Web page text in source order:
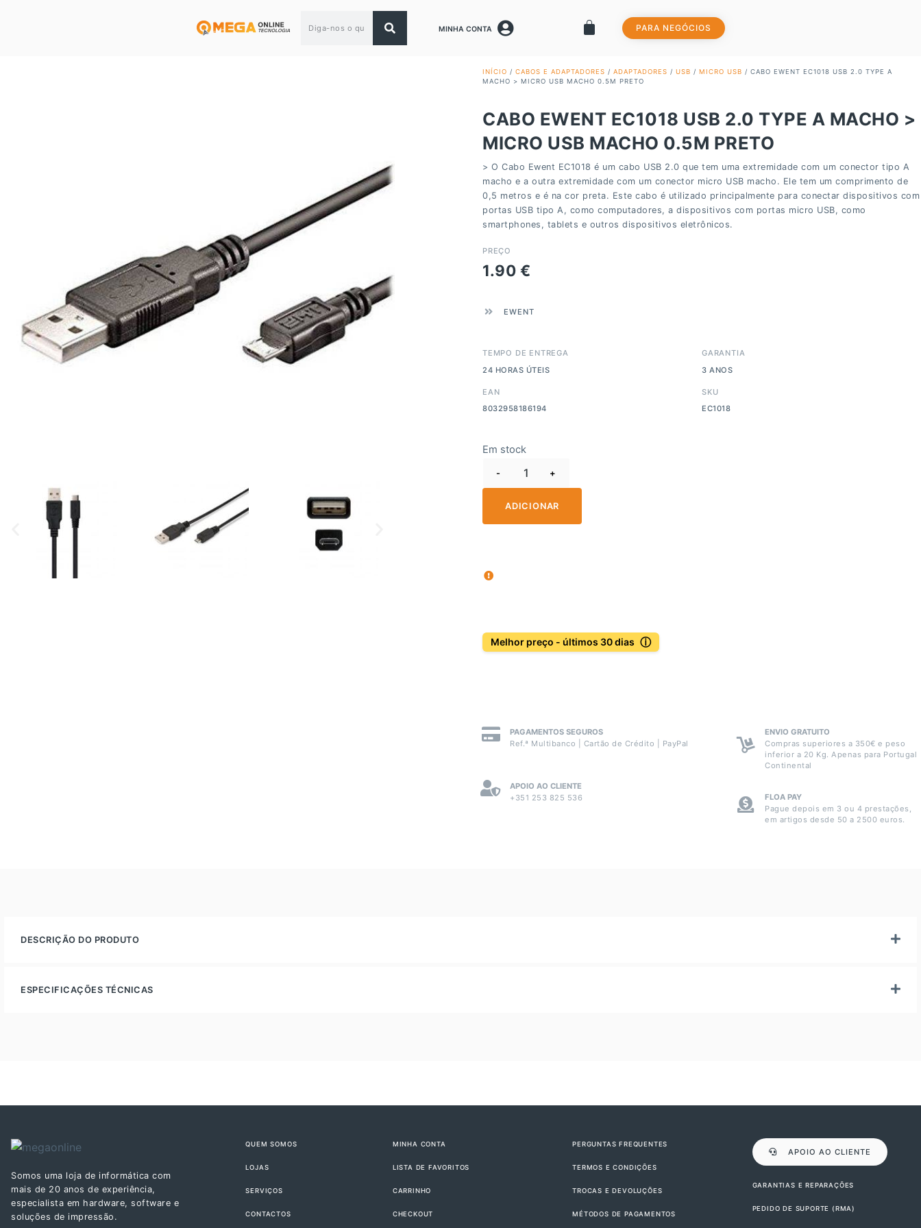
MINHA CONTA PARA NEGÓCIOS
INÍCIO / CABOS E ADAPTADORES / ADAPTADORES / USB / MICRO USB / CABO EWENT EC1018 USB 2.0 TYPE A
MACHO > MICRO USB MACHO 0.5M PRETO
CABO EWENT EC1018 USB 2.0 TYPE A MACHO >
MICRO USB MACHO 0.5M PRETO
> O Cabo Ewent EC1018 é um cabo USB 2.0 que tem uma extremidade com um conector tipo A
macho e a outra extremidade com um conector micro USB macho. Ele tem um comprimento de
0,5 metros e é na cor preta. Este cabo é utilizado principalmente para conectar dispositivos com
portas USB tipo A, como computadores, a dispositivos com portas micro USB, como
smartphones, tablets e outros dispositivos eletrônicos.
PREÇO
1.90 €
EWENT
TEMPO DE ENTREGA
24 HORAS ÚTEIS
GARANTIA
3 ANOS
EAN
8032958186194
SKU
EC1018
Em stock
- +
ADICIONAR
Melhor preço - últimos 30 dias ⓘ
PAGAMENTOS SEGUROS
Ref.ª Multibanco | Cartão de Crédito | PayPal
APOIO AO CLIENTE
+351 253 825 536
ENVIO GRATUITO
Compras superiores a 350€ e peso
inferior a 20 Kg. Apenas para Portugal
Continental
FLOA PAY
Pague depois em 3 ou 4 prestações,
em artigos desde 50 a 2500 euros.
DESCRIÇÃO DO PRODUTO
ESPECIFICAÇÕES TÉCNICAS
Somos uma loja de informática com
mais de 20 anos de experiência,
especialista em hardware, software e
soluções de impressão.
QUEM SOMOS
LOJAS
SERVIÇOS
CONTACTOS
MINHA CONTA
LISTA DE FAVORITOS
CARRINHO
CHECKOUT
PERGUNTAS FREQUENTES
TERMOS E CONDIÇÕES
TROCAS E DEVOLUÇÕES
MÉTODOS DE PAGAMENTOS
APOIO AO CLIENTE
GARANTIAS E REPARAÇÕES
PEDIDO DE SUPORTE (RMA)